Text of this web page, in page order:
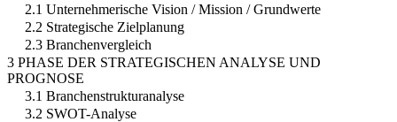
2.1 Unternehmerische Vision / Mission / Grundwerte
2.2 Strategische Zielplanung
2.3 Branchenvergleich
3 PHASE DER STRATEGISCHEN ANALYSE UND
PROGNOSE
3.1 Branchenstrukturanalyse
3.2 SWOT-Analyse